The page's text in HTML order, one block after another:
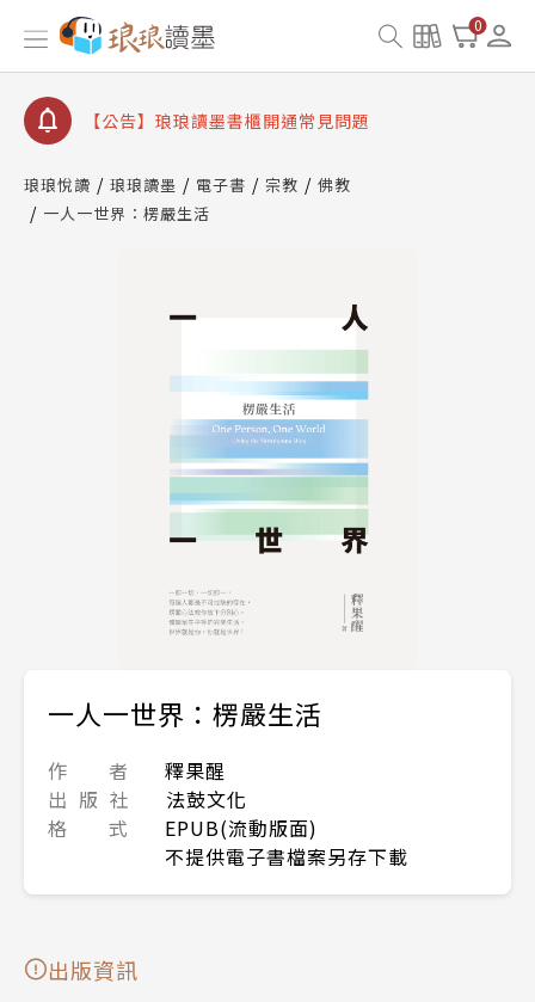
0
【公告】因 Readmoo 讀墨系統維護中，本站同步暫
停部分閱讀服務
【公告】琅琅讀墨數位閱讀資產合併與書櫃開通申請
【公告】琅琅讀墨書櫃開通常見問題
請圖文教學
【公告】琅琅書店服務升級重要說明及資產合併結果
查詢
琅琅悅讀 琅琅讀墨 電子書 宗教
佛教
一人一世界：楞嚴生活
一人一世界：楞嚴生活
作 者
釋果醒
出 版 社
法鼓文化
格 式
EPUB(流動版面)
不提供電子書檔案另存下載
出版資訊